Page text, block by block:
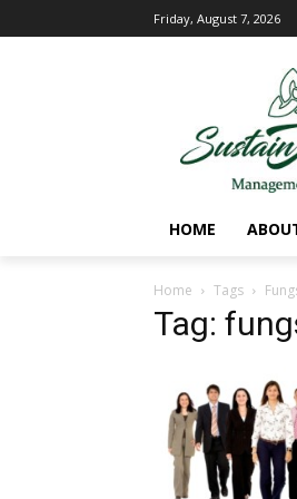
Friday, August 7, 2026
HOME
Home Tags
Tag: